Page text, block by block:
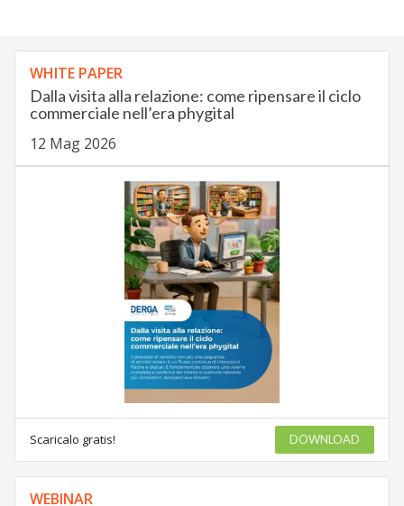
WHITE PAPER
Dalla visita alla relazione: come ripensare il ciclo
commerciale nell’era phygital
12 Mag 2026
Scaricalo gratis! DOWNLOAD
WEBINAR